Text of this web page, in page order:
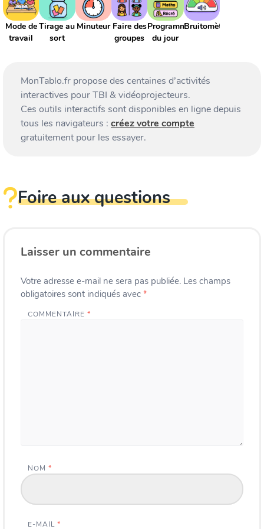
Mode de
travail
Tirage au
sort
Minuteur Faire des
groupes
Programme
du jour
Bruitomètre
MonTablo.fr propose des centaines d’activités
interactives pour TBI & vidéoprojecteurs.
Ces outils interactifs sont disponibles en ligne depuis
tous les navigateurs : créez votre compte
gratuitement pour les essayer.
Foire aux questions
Laisser un commentaire
Votre adresse e-mail ne sera pas publiée. Les champs
obligatoires sont indiqués avec *
COMMENTAIRE *
NOM *
E-MAIL *